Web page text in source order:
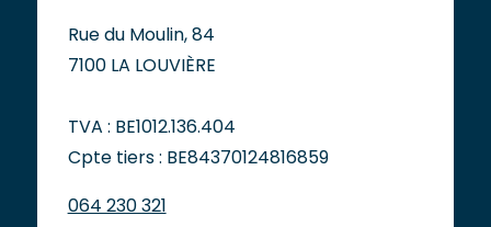
Rue du Moulin, 84
7100 LA LOUVIÈRE
TVA : BE1012.136.404
Cpte tiers : BE84370124816859
064 230 321